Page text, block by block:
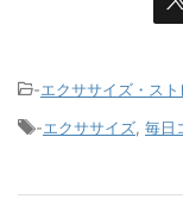
-エクササイズ・スト
-エクササイズ 毎日